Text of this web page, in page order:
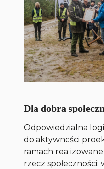
Dla dobra
Odpowiedzialna
do aktywności
ramach realizowane
rzecz